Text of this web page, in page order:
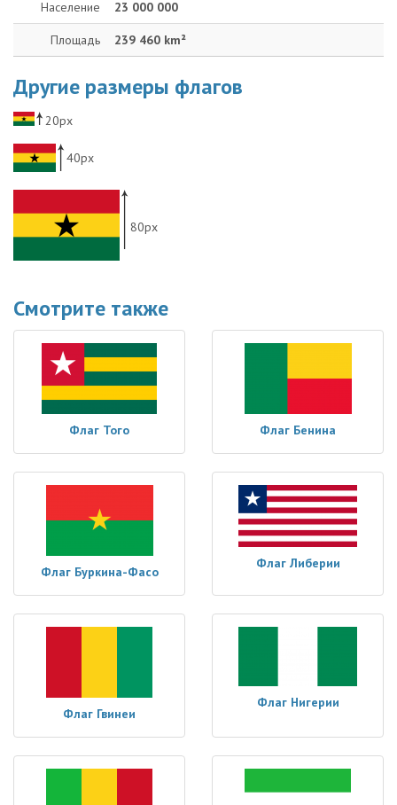
Население 23 000 000
Площадь 239 460 km²
Другие размеры флагов
20px
40px
80px
Смотрите также
Флаг Того Флаг Бенина
Флаг Буркина-Фасо
Флаг Либерии
Флаг Гвинеи
Флаг Нигерии